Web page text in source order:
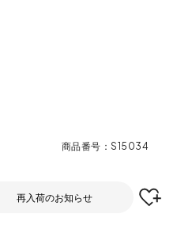
商品番号 S15034
再入荷のお知らせ